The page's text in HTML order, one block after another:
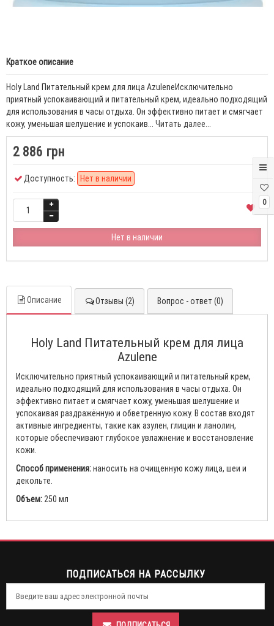
0
Краткое описание
Holy Land Питательный крем для лица AzuleneИсключительно
приятный успокаивающий и питательный крем, идеально подходящий
для использования в часы отдыха. Он эффективно питает и смягчает
кожу, уменьшая шелушение и успокаив... Читать далее...
2 886 грн
Доступность: Нет в наличии
Нет в наличии
Описание Отзывы (2) Вопрос - ответ (0)
Holy Land Питательный крем для лица
Azulene
Исключительно приятный успокаивающий и питательный крем,
идеально подходящий для использования в часы отдыха. Он
эффективно питает и смягчает кожу, уменьшая шелушение и
успокаивая раздражённую и обветренную кожу. В состав входят
активные ингредиенты, такие как азулен, глицин и ланолин,
которые обеспечивают глубокое увлажнение и восстановление
кожи.
Способ применения:наносить на очищенную кожу лица, шеи и
декольте.
Объем: 250 мл
ПОДПИСАТЬСЯ НА РАССЫЛКУ